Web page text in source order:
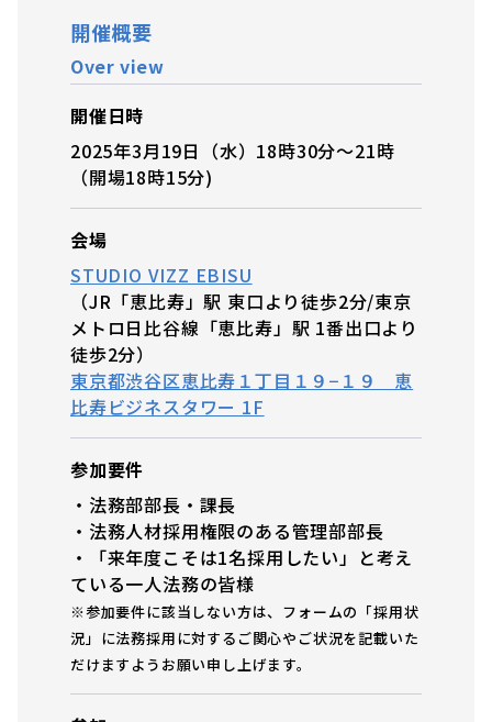
開催概要
Over view
開催日時
2025年3月19日（水）18時30分～21時
（開場18時15分)
会場
STUDIO VIZZ EBISU
（JR「恵比寿」駅 東口より徒歩2分/東京
メトロ日比谷線「恵比寿」駅 1番出口より
徒歩2分）
東京都渋谷区恵比寿１丁目１９−１９ 恵
比寿ビジネスタワー 1F
参加要件
・法務部部長・課長
・法務人材採用権限のある管理部部長
・「来年度こそは1名採用したい」と考え
ている一人法務の皆様
※参加要件に該当しない方は、フォームの「採用状
況」に法務採用に対するご関心やご状況を記載いた
だけますようお願い申し上げます。